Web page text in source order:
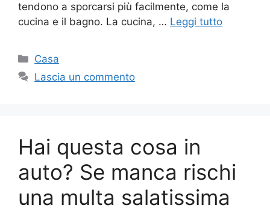
tendono a sporcarsi più facilmente, come la
cucina e il bagno. La cucina, … Leggi tutto
Categorie
Casa
Lascia un commento
Hai questa cosa in
auto? Se manca rischi
una multa salatissima